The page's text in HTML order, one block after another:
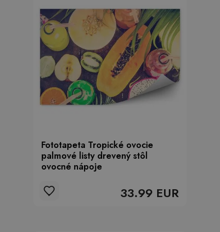
Fototapeta Tropické ovocie
palmové listy drevený stôl
ovocné nápoje
33.99 EUR